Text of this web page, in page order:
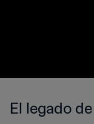
El legado